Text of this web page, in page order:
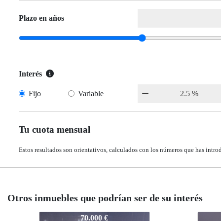
Plazo en años
Interés
Fijo Variable
Tu cuota mensual
Estos resultados son orientativos, calculados con los números que has
Otros inmuebles que podrían ser de su interés
201825
155.000 €
201825 155.000 €